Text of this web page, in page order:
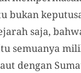
bukan
saja,
semuanya
dengan